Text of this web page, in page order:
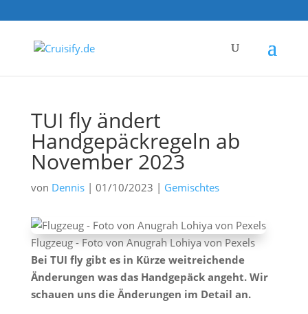
TUI fly ändert
Handgepäckregeln ab
November 2023
von Dennis| 01/10/2023 | Gemischtes
Flugzeug - Foto von Anugrah Lohiya von Pexels
Bei TUI fly gibt es in Kürze weitreichende
Änderungen was das Handgepäck angeht. Wir
schauen uns die Änderungen im Detail an.